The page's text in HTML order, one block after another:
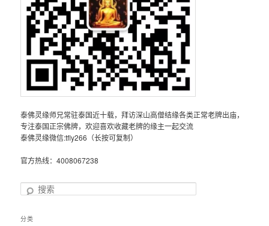
泰佛灵缘师兄常驻泰国近十载，拜访深山高僧结缘各类正常老牌出庙，
专注泰国正宗佛牌，欢迎喜欢收藏老牌的缘主一起交流
泰佛灵缘微信:tfly266（长按可复制）
官方热线：4008067238
搜
分类